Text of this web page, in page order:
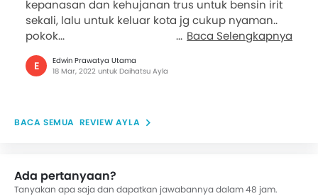
kepanasan dan kehujanan trus untuk bensin irit
sekali, lalu untuk keluar kota jg cukup nyaman..
pokok...
Baca Selengkapnya
E
Edwin Prawatya Utama
18 Mar, 2022 untuk Daihatsu Ayla
REVIEW AYLA
Ada pertanyaan?
Tanyakan apa saja dan dapatkan jawabannya dalam 48 jam.